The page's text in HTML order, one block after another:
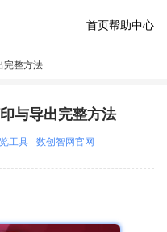
首页帮助中心
完整方法
与导出完整方法
工具 - 数创智网官网